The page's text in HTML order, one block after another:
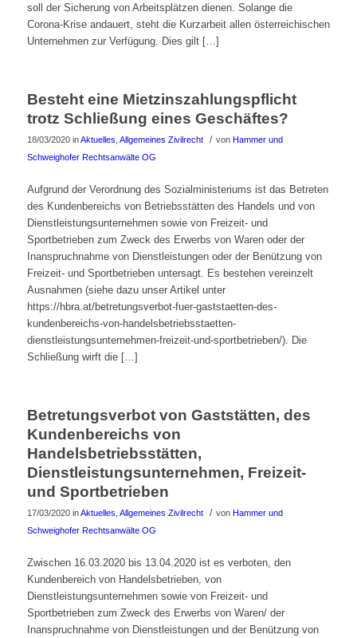
soll der Sicherung von Arbeitsplätzen dienen. Solange die
Corona-Krise andauert, steht die Kurzarbeit allen österreichischen
Unternehmen zur Verfügung. Dies gilt […]
Besteht eine Mietzinszahlungspflicht
trotz Schließung eines Geschäftes?
18/03/2020 inAktuelles Allgemeines Zivilrecht / von Hammer und
Schweighofer Rechtsanwälte OG
Aufgrund der Verordnung des Sozialministeriums ist das Betreten
des Kundenbereichs von Betriebsstätten des Handels und von
Dienstleistungsunternehmen sowie von Freizeit- und
Sportbetrieben zum Zweck des Erwerbs von Waren oder der
Inanspruchnahme von Dienstleistungen oder der Benützung von
Freizeit- und Sportbetrieben untersagt. Es bestehen vereinzelt
Ausnahmen (siehe dazu unser Artikel unter
https://hbra.at/betretungsverbot-fuer-gaststaetten-des-
kundenbereichs-von-handelsbetriebsstaetten-
dienstleistungsunternehmen-freizeit-und-sportbetrieben/). Die
Schließung wirft die […]
Betretungsverbot von Gaststätten, des
Kundenbereichs von
Handelsbetriebsstätten,
Dienstleistungsunternehmen, Freizeit-
und Sportbetrieben
17/03/2020 inAktuelles Allgemeines Zivilrecht / von Hammer und
Schweighofer Rechtsanwälte OG
Zwischen 16.03.2020 bis 13.04.2020 ist es verboten, den
Kundenbereich von Handelsbetrieben, von
Dienstleistungsunternehmen sowie von Freizeit- und
Sportbetrieben zum Zweck des Erwerbs von Waren/ der
Inanspruchnahme von Dienstleistungen und der Benützung von